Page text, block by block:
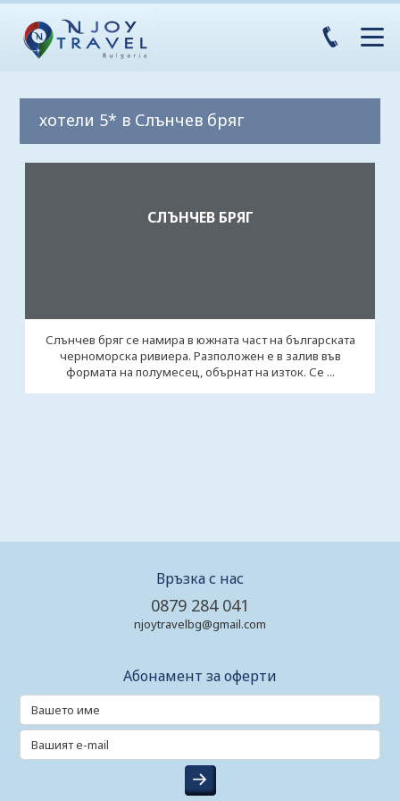
хотели 5* в Слънчев бряг
СЛЪНЧЕВ БРЯГ
Слънчев бряг се намира в южната част на българската
черноморска ривиера. Разположен е в залив във
формата на полумесец, обърнат на изток. Се ...
Връзка с нас
0879 284 041
njoytravelbg@gmail.com
Абонамент за оферти